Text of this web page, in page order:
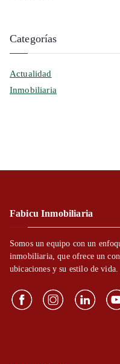
Categorías
Actualidad
Inmobiliaria
Fabicu Inmobiliaria
Somos un equipo con un
inmobiliaria, que ofrece un
ubicaciones y su estilo de vida.